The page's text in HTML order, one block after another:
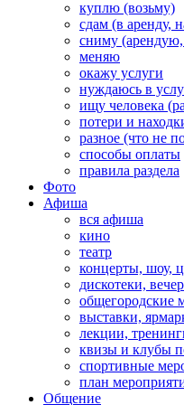
куплю (возьму)
сдам (в аренду,
сниму (арендую,
меняю
окажу услуги
нуждаюсь в
ищу человека
потери и
разное (что не
способы оплаты
правила раздела
Фото
Афиша
вся афиша
кино
театр
концерты, шоу,
дискотеки,
общегородские
выставки,
лекции,
квизы и клубы
спортивные
план
Общение